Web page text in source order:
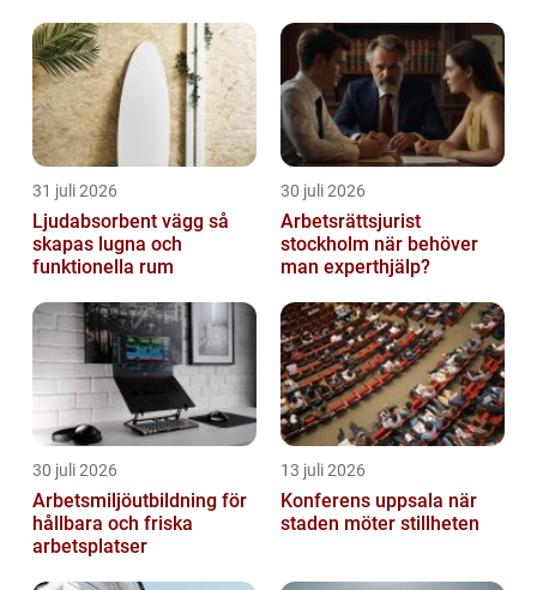
31 juli 2026
Ljudabsorbent vägg så
skapas lugna och
funktionella rum
30 juli 2026
Arbetsrättsjurist
stockholm när behöver
man experthjälp?
30 juli 2026
Arbetsmiljöutbildning för
hållbara och friska
arbetsplatser
13 juli 2026
Konferens uppsala när
staden möter stillheten